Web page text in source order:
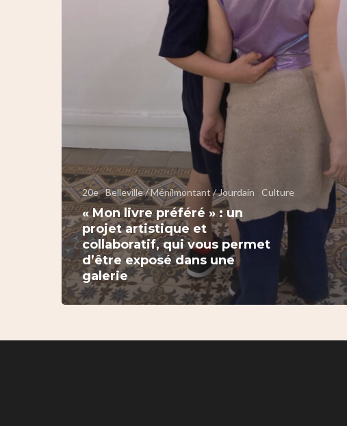
20e Belleville / Ménilmontant / Jourdain Culture
« Mon livre préféré » : un
projet artistique et
collaboratif, qui vous permet
d’être exposé dans une
galerie